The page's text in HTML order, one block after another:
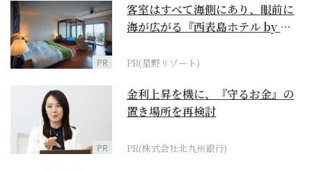
PR
客室はすべて海側にあり、眼前に
海が広がる『西表島ホテル by 星
PR(星野リゾート)
PR
金利上昇を機に、『守るお金』の
置き場所を再検討
PR(株式会社北九州銀行)